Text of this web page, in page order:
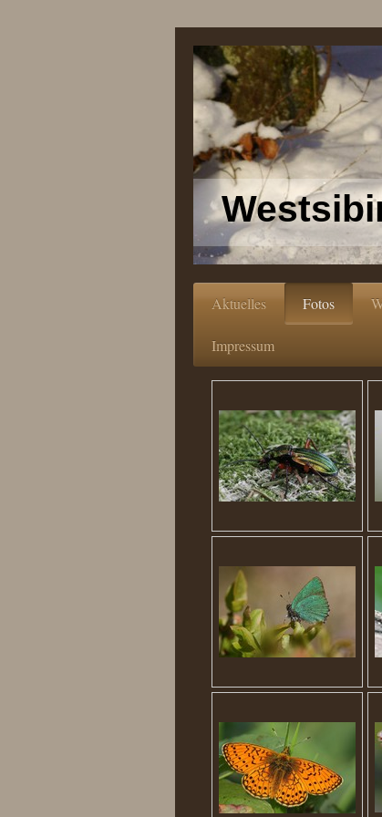
Aktuelles Fotos
Impressum